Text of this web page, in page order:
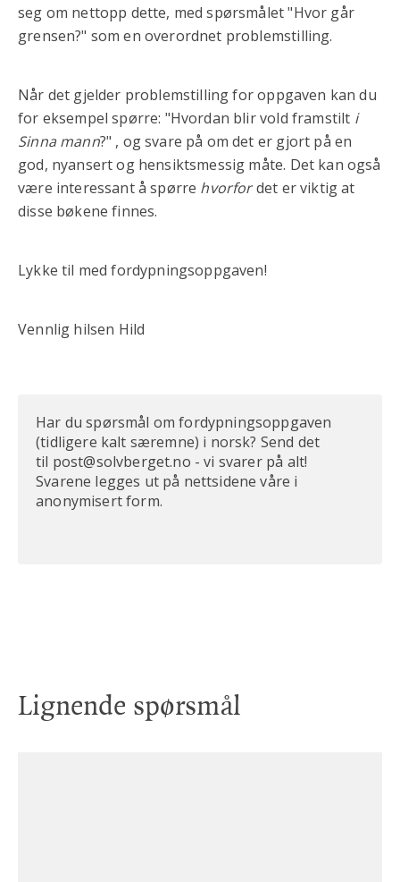
seg om nettopp dette, med spørsmålet "Hvor går
grensen?" som en overordnet problemstilling.
Når det gjelder problemstilling for oppgaven kan du
for eksempel spørre: "Hvordan blir vold framstilt i
Sinna mann?" , og svare på om det er gjort på en
god, nyansert og hensiktsmessig måte. Det kan også
være interessant å spørre hvorfordet er viktig at
disse bøkene finnes.
Lykke til med fordypningsoppgaven!
Vennlig hilsen Hild
Har du spørsmål om fordypningsoppgaven
(tidligere kalt særemne) i norsk? Send det
til post@solvberget.no - vi svarer på alt!
Svarene legges ut på nettsidene våre i
anonymisert form.
Lignende spørsmål